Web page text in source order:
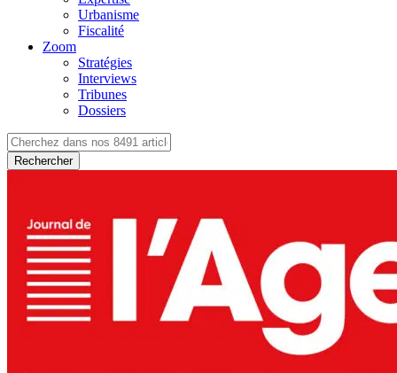
Urbanisme
Fiscalité
Zoom
Stratégies
Interviews
Tribunes
Dossiers
Rechercher